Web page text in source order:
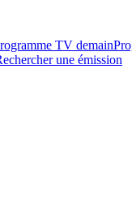
TV demain
une émission